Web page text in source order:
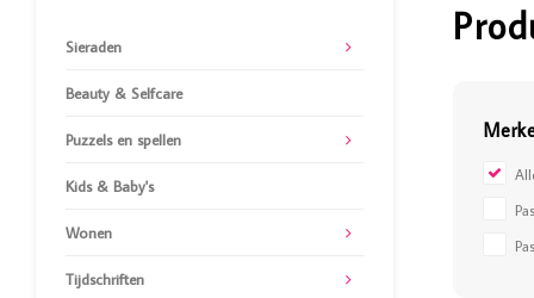
Sieraden
Beauty & Selfcare
Puzzels en spellen
Kids & Baby's
Wonen
Tijdschriften